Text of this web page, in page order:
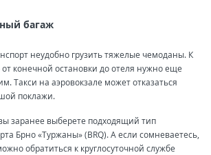
багаж
неудобно грузить тяжелые чемоданы. К
от конечной остановки до отеля нужно еще
Такси на аэровокзале может отказаться
поклажи.
заранее выберете подходящий тип
Брно «Туржаны» (BRQ). А если сомневаетесь,
обратиться к круглосуточной службе